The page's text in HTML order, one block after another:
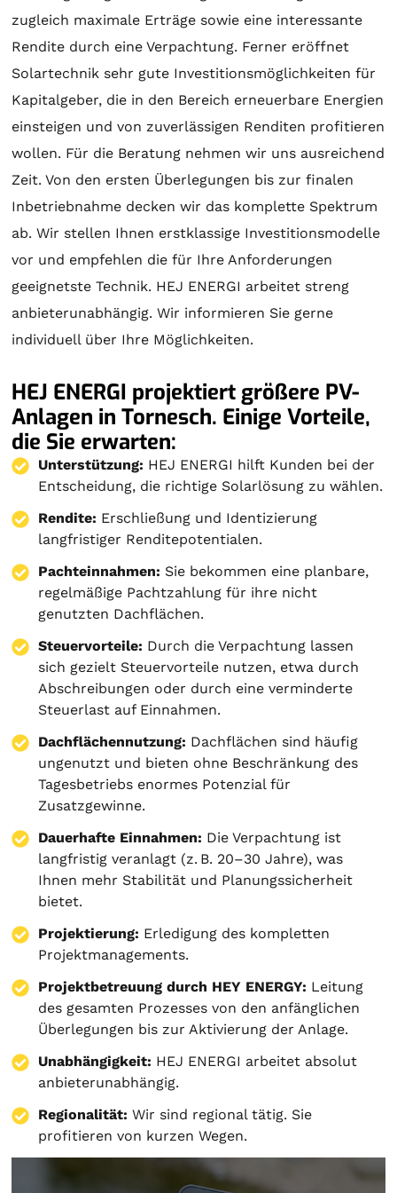
zugleich maximale Erträge sowie eine interessante
Rendite durch eine Verpachtung. Ferner eröffnet
Solartechnik sehr gute Investitionsmöglichkeiten für
Kapitalgeber, die in den Bereich erneuerbare Energien
einsteigen und von zuverlässigen Renditen profitieren
wollen. Für die Beratung nehmen wir uns ausreichend
Zeit. Von den ersten Überlegungen bis zur finalen
Inbetriebnahme decken wir das komplette Spektrum
ab. Wir stellen Ihnen erstklassige Investitionsmodelle
vor und empfehlen die für Ihre Anforderungen
geeignetste Technik. HEJ ENERGI arbeitet streng
anbieterunabhängig. Wir informieren Sie gerne
individuell über Ihre Möglichkeiten.
HEJ ENERGI projektiert größere PV-
Anlagen in Tornesch. Einige Vorteile,
die Sie erwarten:
Unterstützung: HEJ ENERGI hilft Kunden bei der
Entscheidung, die richtige Solarlösung zu wählen.
Rendite: Erschließung und Identizierung
langfristiger Renditepotentialen.
Pachteinnahmen: Sie bekommen eine planbare,
regelmäßige Pachtzahlung für ihre nicht
genutzten Dachflächen.
Steuervorteile: Durch die Verpachtung lassen
sich gezielt Steuervorteile nutzen, etwa durch
Abschreibungen oder durch eine verminderte
Steuerlast auf Einnahmen.
Dachflächennutzung: Dachflächen sind häufig
ungenutzt und bieten ohne Beschränkung des
Tagesbetriebs enormes Potenzial für
Zusatzgewinne.
Dauerhafte Einnahmen: Die Verpachtung ist
langfristig veranlagt (z. B. 20–30 Jahre), was
Ihnen mehr Stabilität und Planungssicherheit
bietet.
Projektierung: Erledigung des kompletten
Projektmanagements.
Projektbetreuung durch HEY ENERGY: Leitung
des gesamten Prozesses von den anfänglichen
Überlegungen bis zur Aktivierung der Anlage.
Unabhängigkeit: HEJ ENERGI arbeitet absolut
anbieterunabhängig.
Regionalität: Wir sind regional tätig. Sie
profitieren von kurzen Wegen.